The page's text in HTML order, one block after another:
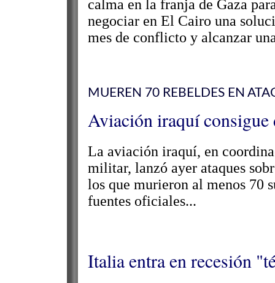
calma en la franja de Gaza
negociar en El Cairo una
mes de conflicto y alcanzar
MUEREN 70 REBELDES EN
Aviación iraquí
La aviación iraquí, en
militar, lanzó ayer ataques
los que murieron al menos 70
fuentes oficiales...
Italia entra en recesión